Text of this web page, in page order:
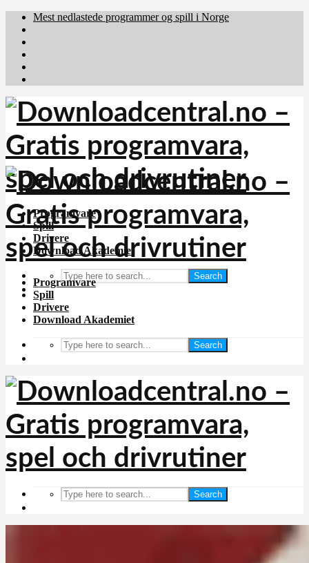
Mest nedlastede programmer og spill i Norge
Programvare
Spill
Drivere
Download Akademiet
Search
Programvare
Spill
Drivere
Download Akademiet
Search
Search